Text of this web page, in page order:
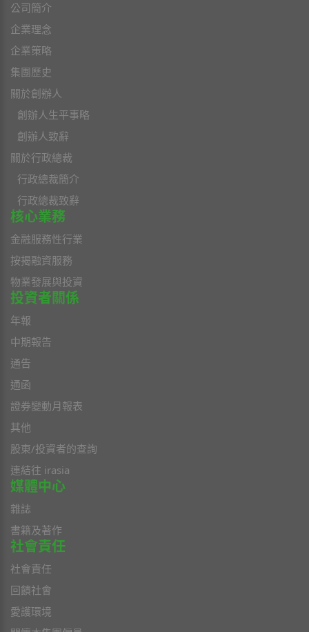
公司簡介
企業理念
企業策略
集團歷史
關於創辦人
創辦人生平事略
創辦人致辭
關於行政總裁
行政總裁簡介
行政總裁致辭
核心業務
金融服務性行業
按揭融資服務
物業發展與投資
投資者關係
年報
中期報告
通告
通函
證券變動月報表
其他
股東/投資者的查詢
連結往 irasia
媒體中心
雜誌
書籍及著作
社會責任
社會責任
回饋社會
愛護環境